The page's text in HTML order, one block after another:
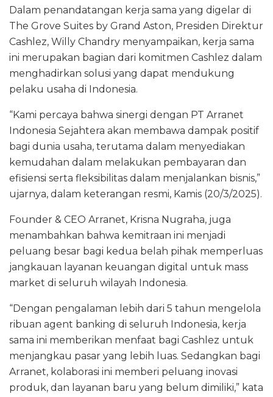
Dalam penandatangan kerja sama yang digelar di
The Grove Suites by Grand Aston, Presiden Direktur
Cashlez, Willy Chandry menyampaikan, kerja sama
ini merupakan bagian dari komitmen Cashlez dalam
menghadirkan solusi yang dapat mendukung
pelaku usaha di Indonesia.
“Kami percaya bahwa sinergi dengan PT Arranet
Indonesia Sejahtera akan membawa dampak positif
bagi dunia usaha, terutama dalam menyediakan
kemudahan dalam melakukan pembayaran dan
efisiensi serta fleksibilitas dalam menjalankan bisnis,”
ujarnya, dalam keterangan resmi, Kamis (20/3/2025).
Founder & CEO Arranet, Krisna Nugraha, juga
menambahkan bahwa kemitraan ini menjadi
peluang besar bagi kedua belah pihak memperluas
jangkauan layanan keuangan digital untuk mass
market di seluruh wilayah Indonesia.
“Dengan pengalaman lebih dari 5 tahun mengelola
ribuan agent banking di seluruh Indonesia, kerja
sama ini memberikan menfaat bagi Cashlez untuk
menjangkau pasar yang lebih luas. Sedangkan bagi
Arranet, kolaborasi ini memberi peluang inovasi
produk, dan layanan baru yang belum dimiliki,” kata